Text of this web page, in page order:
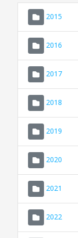
2015
2016
2017
2018
2019
2020
2021
2022